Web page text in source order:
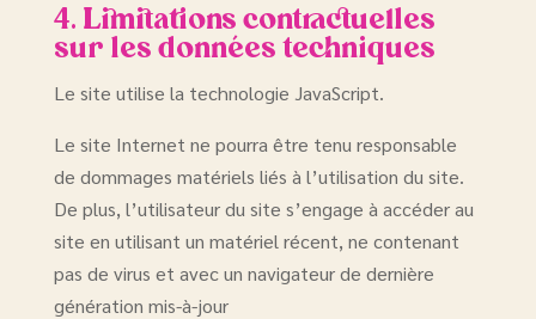
4. Limitations contractuelles
sur les données techniques
Le site utilise la technologie JavaScript.
Le site Internet ne pourra être tenu responsable
de dommages matériels liés à l’utilisation du site.
De plus, l’utilisateur du site s’engage à accéder au
site en utilisant un matériel récent, ne contenant
pas de virus et avec un navigateur de dernière
génération mis-à-jour